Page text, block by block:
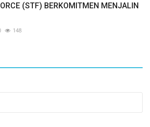
(STF) BERKOMITMEN MENJALIN
148